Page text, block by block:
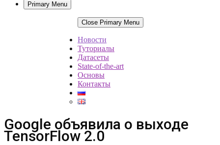
Primary Menu
Close Primary Menu
Новости
Туториалы
Датасеты
State-of-the-art
Основы
Контакты
Google объявила о выходе
TensorFlow 2.0